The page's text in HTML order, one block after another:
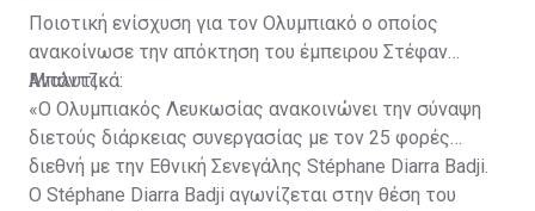
Ποιοτική ενίσχυση για τον Ολυμπιακό ο οποίος
ανακοίνωσε την απόκτηση του έμπειρου Στέφαν
Μπάντζι.
Αναλυτικά:
«Ο Ολυμπιακός Λευκωσίας ανακοινώνει την σύναψη
διετούς διάρκειας συνεργασίας με τον 25 φορές
διεθνή με την Εθνική Σενεγάλης Stéphane Diarra Badji.
Ο Stéphane Diarra Badji αγωνίζεται στην θέση του